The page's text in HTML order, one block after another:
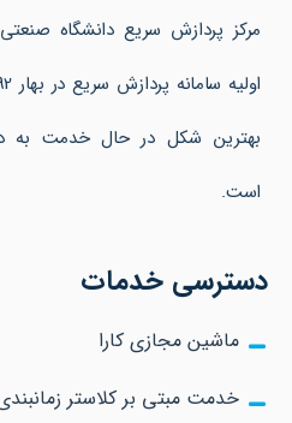
مرکز پردازش سریع دانشگاه
بهترین شکل در حال خدمت به
است.
دسترسی خدمات
ماشین مجازی کارا
خدمت مبتی بر کلاستر